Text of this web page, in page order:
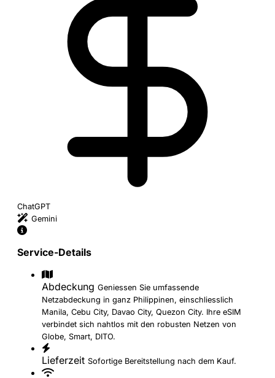
ChatGPT
Gemini
Service-Details
Abdeckung Geniessen Sie umfassende
Netzabdeckung in ganz Philippinen, einschliesslich
Manila, Cebu City, Davao City, Quezon City. Ihre eSIM
verbindet sich nahtlos mit den robusten Netzen von
Globe, Smart, DITO.
Lieferzeit Sofortige Bereitstellung nach dem Kauf.